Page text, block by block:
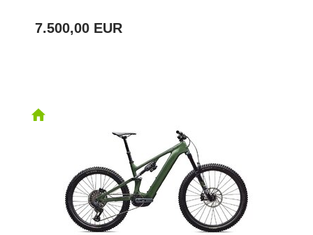
7.500,00 EUR